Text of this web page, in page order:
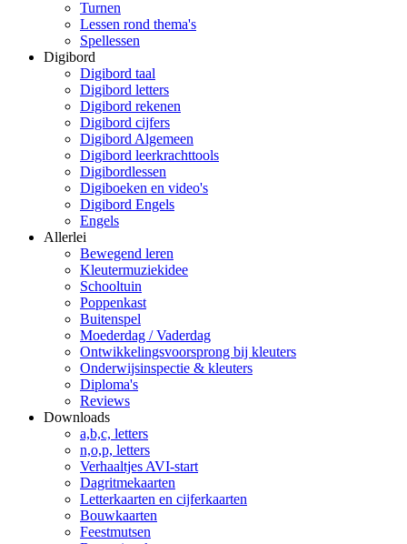
Turnen
Lessen rond thema's
Spellessen
Digibord
Digibord taal
Digibord letters
Digibord rekenen
Digibord cijfers
Digibord Algemeen
Digibord leerkrachttools
Digibordlessen
Digiboeken en video's
Digibord Engels
Engels
Allerlei
Bewegend leren
Kleutermuziekidee
Schooltuin
Poppenkast
Buitenspel
Moederdag / Vaderdag
Ontwikkelingsvoorsprong bij kleuters
Onderwijsinspectie & kleuters
Diploma's
Reviews
Downloads
a,b,c, letters
n,o,p, letters
Verhaaltjes AVI-start
Dagritmekaarten
Letterkaarten en cijferkaarten
Bouwkaarten
Feestmutsen